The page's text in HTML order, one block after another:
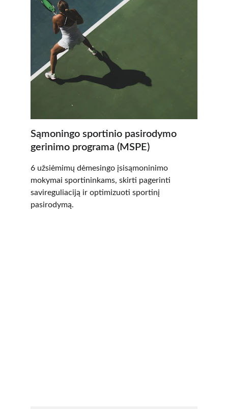
Sąmoningo sportinio pasirodymo
gerinimo programa (MSPE)
6 užsiėmimų dėmesingo įsisąmoninimo
mokymai sportininkams, skirti pagerinti
savireguliaciją ir optimizuoti sportinį
pasirodymą.